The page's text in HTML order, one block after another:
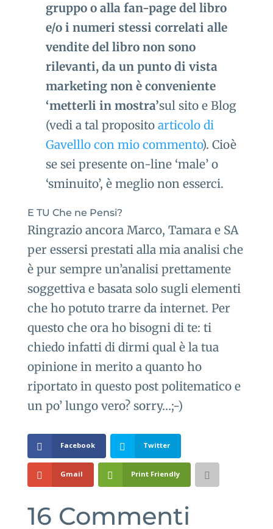
gruppo o alla fan-page del libro
e/o i numeri stessi correlati alle
vendite del libro non sono
rilevanti, da un punto di vista
marketing non è conveniente
‘metterli in mostra’sul sito e Blog
(vedi a tal propositoarticolo di
Gavelllo con mio commento). Cioè
se sei presente on-line ‘male’ o
‘sminuito’, è meglio non esserci.
E TU Che ne Pensi?
Ringrazio ancora Marco, Tamara e SA
per essersi prestati alla mia analisi che
è pur sempre un’analisi prettamente
soggettiva e basata solo sugli elementi
che ho potuto trarre da internet. Per
questo che ora ho bisogni di te: ti
chiedo infatti di dirmi qual è la tua
opinione in merito a quanto ho
riportato in questo post politematico e
un po’ lungo vero? sorry…;-)
Facebook Twitter
Gmail Print Friendly
16 Commenti